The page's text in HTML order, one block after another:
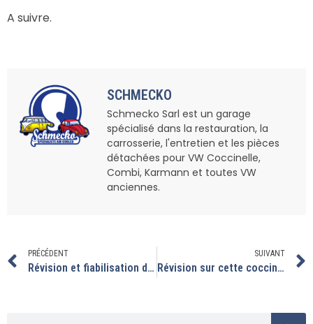
A suivre.
SCHMECKO
Schmecko Sarl est un garage
spécialisé dans la restauration, la
carrosserie, l'entretien et les pièces
détachées pour VW Coccinelle,
Combi, Karmann et toutes VW
anciennes.
PRÉCÉDENT
Révision et fiabilisation d’un T2
SUIVANT
Révision sur cette coccinelle avec moteur 1776SCHVA